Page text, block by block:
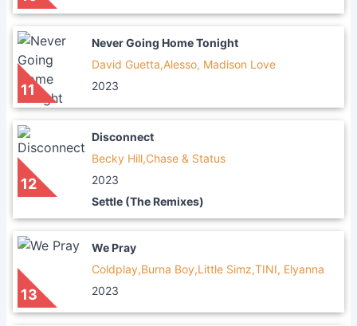
11
Never Going Home Tonight
David Guetta,Alesso, Madison Love
2023
12
Disconnect
Becky Hill,Chase & Status
2023
Settle (The Remixes)
13
We Pray
Coldplay,Burna Boy,Little Simz,TINI, Elyanna
2023